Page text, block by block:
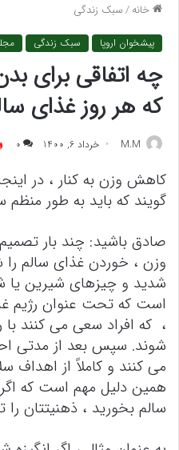
خانه/سبک زندگی
پیشخوان اروپا سبک زندگی
چه اتفاقی برای
که هر روز غذای
M.M خرداد 6, 1400 ۰
کاهش وزن به کنار ، در
گویند که باید به طور منظم
صادق باشید: چند بار
وزن ، خوردن غذای سالم را
شدید و چیزهای شیرین یا
است که تحت عنوان رژیم
، که افراد سعی می کنند با
شوند. سپس بعد از مدتی
می کنند و کاملاً از
همین دلیل مهم است که
سالم بخورید ، ذهنیتتان را